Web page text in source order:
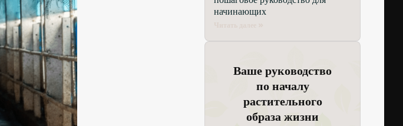
начинающих
Ваше руководство
по началу
растительного
образа жизни